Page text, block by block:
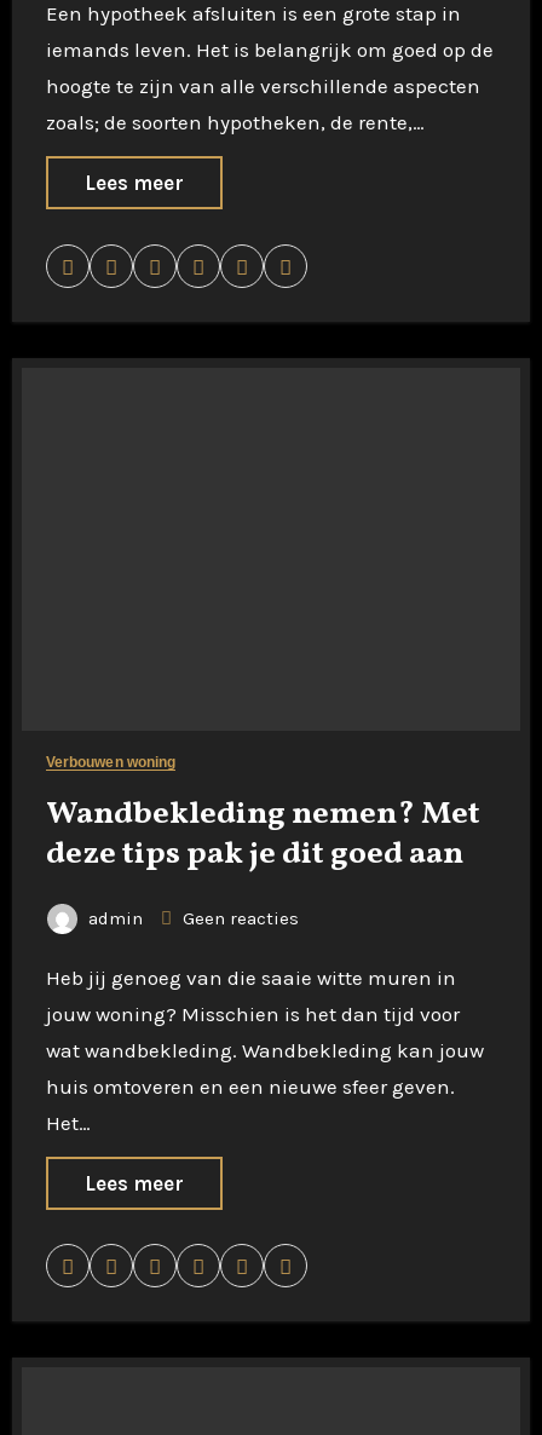
Een hypotheek afsluiten is een grote stap in
iemands leven. Het is belangrijk om goed op de
hoogte te zijn van alle verschillende aspecten
zoals; de soorten hypotheken, de rente,…
Lees meer
Verbouwen woning
Wandbekleding nemen? Met
deze tips pak je dit goed aan
admin Geen reacties
Heb jij genoeg van die saaie witte muren in
jouw woning? Misschien is het dan tijd voor
wat wandbekleding. Wandbekleding kan jouw
huis omtoveren en een nieuwe sfeer geven.
Het…
Lees meer